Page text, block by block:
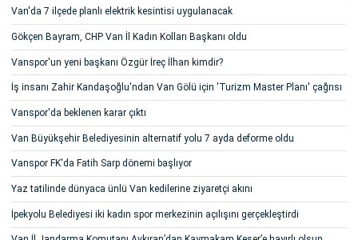
Van'da 7 ilçede planlı elektrik kesintisi uygulanacak
Gökçen Bayram, CHP Van İl Kadın Kolları Başkanı oldu
Vanspor'un yeni başkanı Özgür İreç İlhan kimdir?
İş insanı Zahir Kandaşoğlu'ndan Van Gölü için 'Turizm Master Planı' çağrısı
Vanspor'da beklenen karar çıktı
Van Büyükşehir Belediyesinin alternatif yolu 7 ayda deforme oldu
Vanspor FK'da Fatih Sarp dönemi başlıyor
Yaz tatilinde dünyaca ünlü Van kedilerine ziyaretçi akını
İpekyolu Belediyesi iki kadın spor merkezinin açılışını gerçekleştirdi